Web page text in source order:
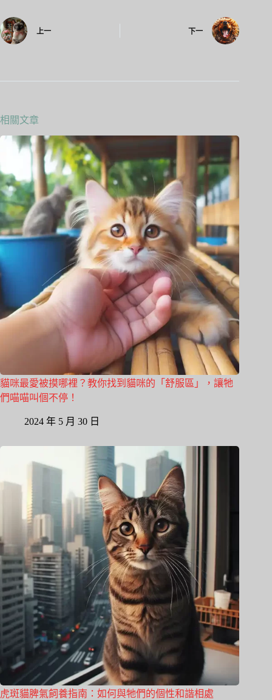
上一 下一
相關文章
貓咪最愛被摸哪裡？教你找到貓咪的「舒服區」，讓牠
們喵喵叫個不停！
2024 年 5 月 30 日
虎斑貓脾氣飼養指南：如何與牠們的個性和諧相處